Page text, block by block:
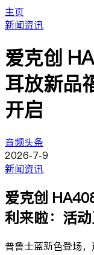
主页
新闻资讯
爱克创
耳放新品
开启
音频头条
2026-7-9
新闻资讯
爱克创
利来啦：活
普鲁士蓝新色登场，